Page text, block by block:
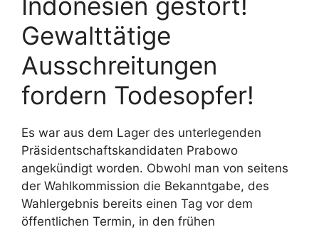
Gewalttätige
Ausschreitungen
fordern Todesopfer!
Es war aus dem Lager des unterlegenden
Präsidentschaftskandidaten Prabowo
angekündigt worden. Obwohl man von seitens
der Wahlkommission die Bekanntgabe, des
Wahlergebnis bereits einen Tag vor dem
öffentlichen Termin, in den frühen